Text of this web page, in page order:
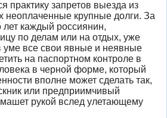
практику запретов выезда из
неоплаченные крупные долги. За
лет каждый россиянин,
по делам или на отдых, уже
уме все свои явные и неявные
на паспортном контроле в
в черной форме, который
вполне может сделать так,
или предприимчивый
рукой вслед улетающему